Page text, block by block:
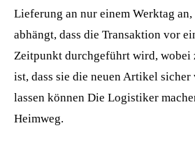
Lieferung an nur einem Werktag
abhängt, dass die Transaktion vor
Zeitpunkt durchgeführt wird, wobei
ist, dass sie die neuen Artikel sicher
lassen können Die Logistiker
Heimweg.